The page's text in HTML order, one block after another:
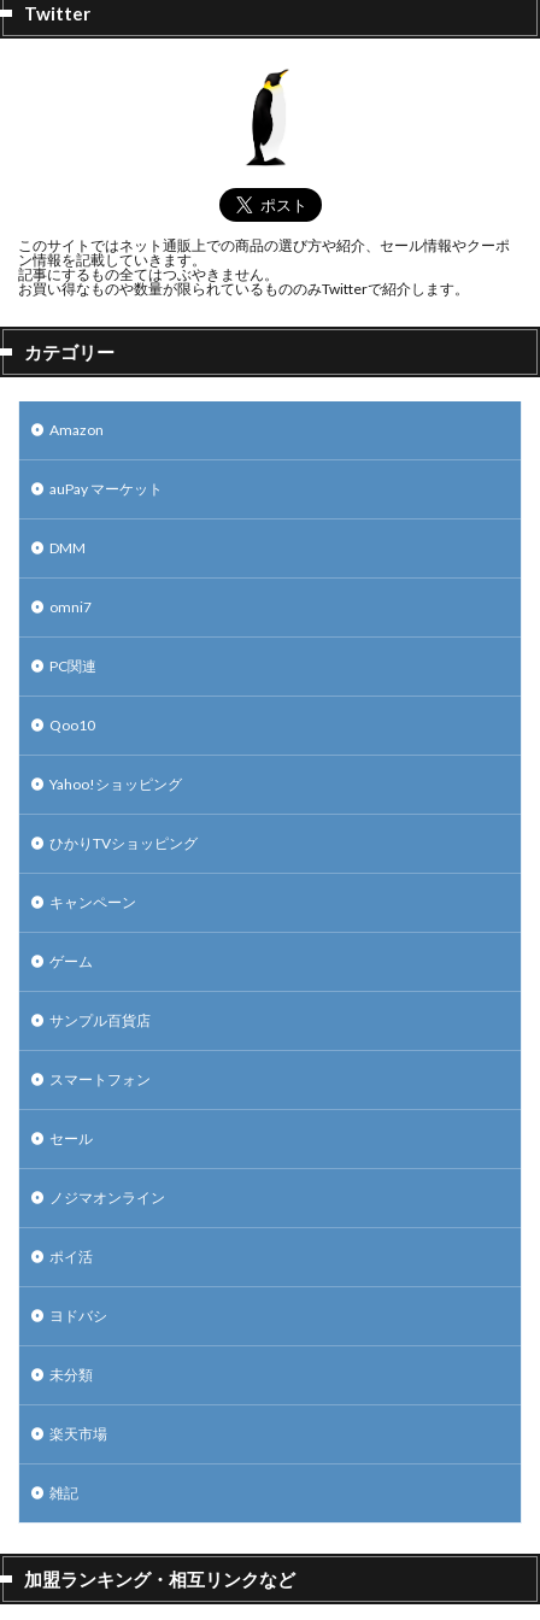
Twitter
このサイトではネット通販上での商品の選び方や紹介、セール情報やクーポ
ン情報を記載していきます。
記事にするもの全てはつぶやきません。
お買い得なものや数量が限られているもののみTwitterで紹介します。
カテゴリー
Amazon
auPay マーケット
DMM
omni7
PC関連
Qoo10
Yahoo!ショッピング
ひかりTVショッピング
キャンペーン
ゲーム
サンプル百貨店
スマートフォン
セール
ノジマオンライン
ポイ活
ヨドバシ
未分類
楽天市場
雑記
加盟ランキング・相互リンクなど